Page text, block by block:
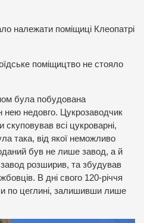
належати поміщиці Клеопатрі
поміщицтво не стояло
була побудована
нею недовго. Цукрозаводчик
всі цукроварні,
така, від якої неможливо
був не лише завод, а й
розширив, та збудував
В дні свого 120-річчя
по цеглині, залишивши лише